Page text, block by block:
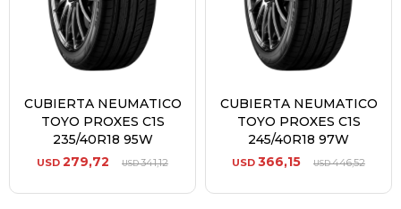
CUBIERTA NEUMATICO
TOYO PROXES C1S
235/40R18 95W
USD 279,72 USD341,12
CUBIERTA NEUMATICO
TOYO PROXES C1S
245/40R18 97W
USD 366,15 USD446,52